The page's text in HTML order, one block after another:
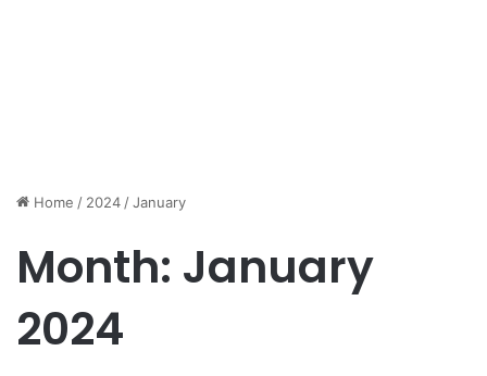
Home / 2024 /January
Month: January
2024